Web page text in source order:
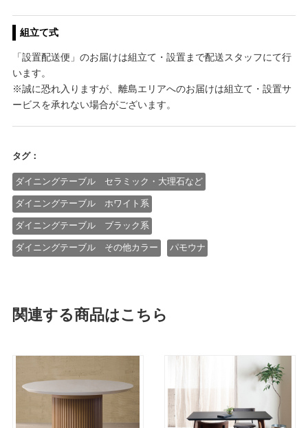
組立て式
「設置配送便」のお届けは組立て・設置まで配送スタッフにて行
います。
※誠に恐れ入りますが、離島エリアへのお届けは組立て・設置サ
ービスを承れない場合がございます。
タグ：
ダイニングテーブル セラミック・大理石など
ダイニングテーブル ホワイト系
ダイニングテーブル ブラック系
ダイニングテーブル その他カラー パモウナ
関連する商品はこちら